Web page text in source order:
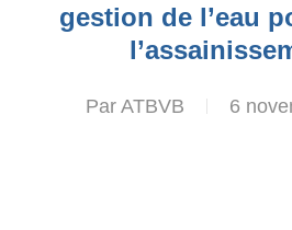
gestion de l’eau
Par ATBVB 6